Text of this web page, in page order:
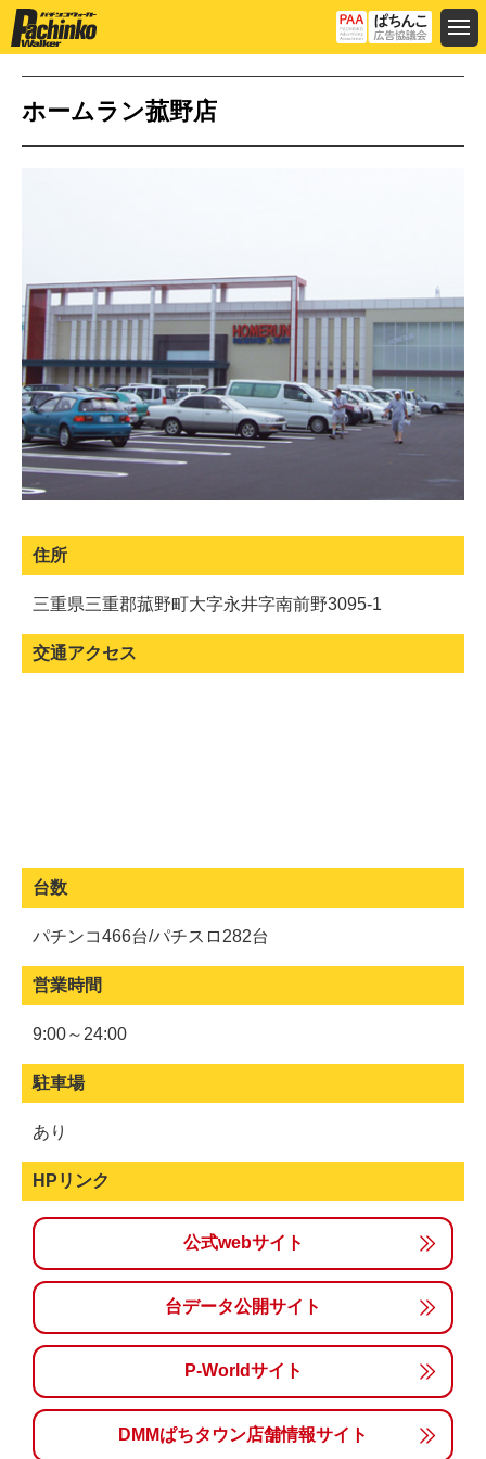
ホームラン菰野店
住所
三重県三重郡菰野町大字永井字南前野3095-1
交通アクセス
台数
パチンコ466台/パチスロ282台
営業時間
9:00～24:00
駐車場
あり
HPリンク
公式webサイト
台データ公開サイト
P-Worldサイト
DMMぱちタウン店舗情報サイト